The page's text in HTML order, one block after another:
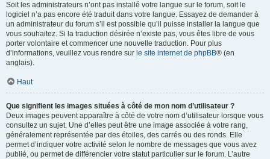
Soit les administrateurs n’ont pas installé votre langue sur le forum, soit le
logiciel n’a pas encore été traduit dans votre langue. Essayez de demander à
un administrateur du forum s’il est possible qu’il puisse installer la langue que
vous souhaitez. Si la traduction désirée n’existe pas, vous êtes libre de vous
porter volontaire et commencer une nouvelle traduction. Pour plus
d’informations, veuillez vous rendre sur le site internet de phpBB® (en
anglais).
Haut
Que signifient les images situées à côté de mon nom d’utilisateur ?
Deux images peuvent apparaître à côté de votre nom d’utilisateur lorsque vous
consultez un sujet. Une d’elles peut être une image associée à votre rang,
généralement représentée par des étoiles, des carrés ou des ronds. Elle
permet d’indiquer votre activité selon le nombre de messages que vous avez
publié, ou permet de différencier votre statut particulier sur le forum. L’autre